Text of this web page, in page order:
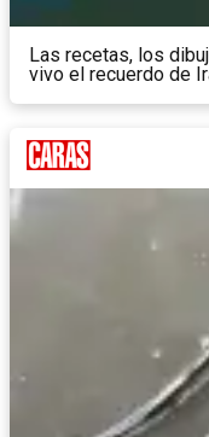
Las recetas, los
vivo el recuerdo de